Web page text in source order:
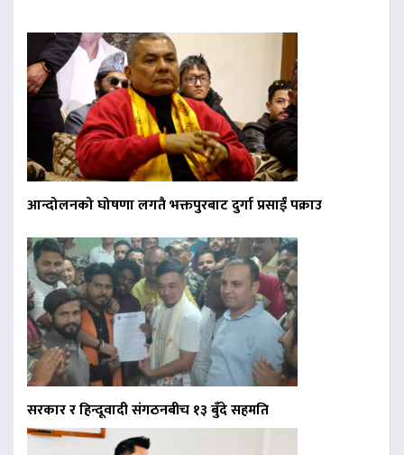
आन्दोलनको घोषणा लगतै भक्तपुरबाट दुर्गा प्रसाईं पक्राउ
सरकार र हिन्दूवादी संगठनबीच १३ बुँदे सहमति